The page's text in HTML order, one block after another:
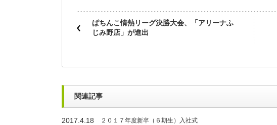
ぱちんこ情熱リーグ決勝大会、「アリーナふ
じみ野店」が進出
関連記事
2017.4.18 ２０１７年度新卒（６期生）入社式